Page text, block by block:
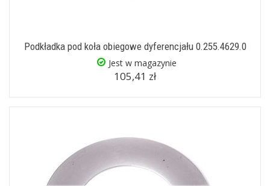
Podkładka pod koła obiegowe dyferencjału 0.255.4629.0
Jest w magazynie
105,41 zł